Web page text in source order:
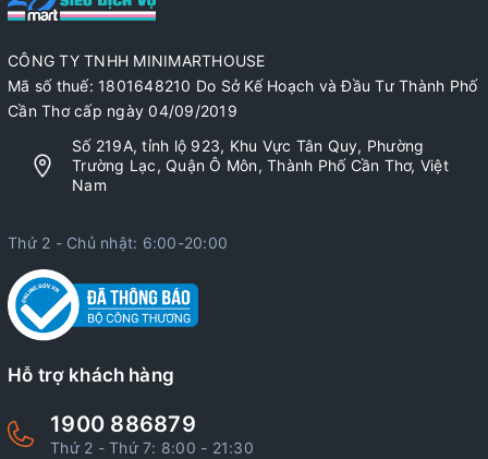
CÔNG TY TNHH MINIMARTHOUSE
Mã số thuế: 1801648210 Do Sở Kế Hoạch và Đầu Tư Thành Phố
Cần Thơ cấp ngày 04/09/2019
Số 219A, tỉnh lộ 923, Khu Vực Tân Quy, Phường
Trường Lạc, Quận Ô Môn, Thành Phố Cần Thơ, Việt
Nam
Thứ 2 - Chủ nhật: 6:00-20:00
Hỗ trợ khách hàng
1900 886879
Thứ 2 - Thứ 7: 8:00 - 21:30